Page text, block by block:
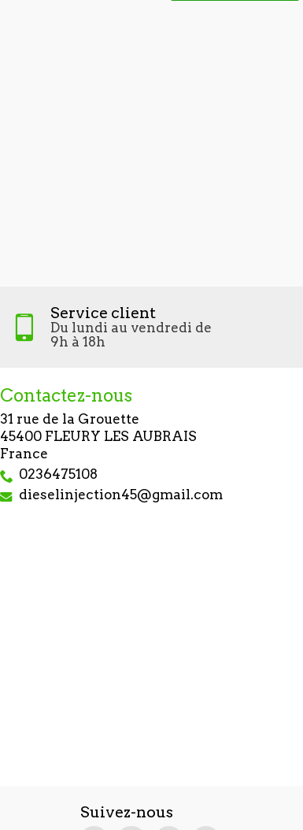
Service client
Du lundi au vendredi de
9h à 18h
Contactez-nous
31 rue de la Grouette
45400 FLEURY LES AUBRAIS
France
0236475108
dieselinjection45@gmail.com
Suivez-nous